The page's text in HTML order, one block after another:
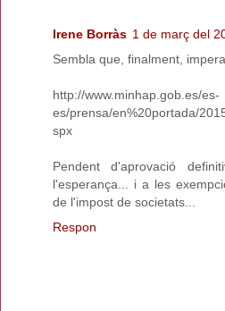
Irene Borràs 1 de març del
Sembla que, finalment,
http://www.minhap.gob.es/es-
es/prensa/en%20portada/
spx
Pendent d'aprovació
l'esperança... i a les
de l'impost de societats...
Respon